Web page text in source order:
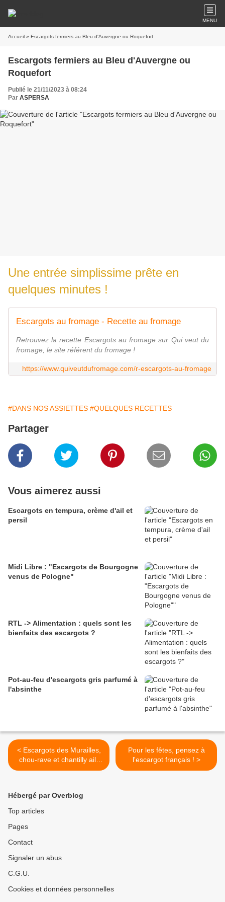
MENU
Accueil » Escargots fermiers au Bleu d'Auvergne ou Roquefort
Escargots fermiers au Bleu d'Auvergne ou
Roquefort
Publié le 21/11/2023 à 08:24
Par ASPERSA
Une entrée simplissime prête en
quelques minutes !
Escargots au fromage - Recette au fromage
Retrouvez la recette Escargots au fromage sur Qui veut du
fromage, le site référent du fromage !
https://www.quiveutdufromage.com/r-escargots-au-fromage
#DANS NOS ASSIETTES #QUELQUES RECETTES
Partager
Vous aimerez aussi
Escargots en tempura, crème d'ail et
persil
Midi Libre : "Escargots de Bourgogne
venus de Pologne"
RTL -> Alimentation : quels sont les
bienfaits des escargots ?
Pot-au-feu d'escargots gris parfumé à
l'absinthe
< Escargots des Murailles,
chou-rave et chantilly ail-
persil
Pour les fêtes, pensez à
l'escargot français ! >
Hébergé par Overblog
Top articles
Pages
Contact
Signaler un abus
C.G.U.
Cookies et données personnelles